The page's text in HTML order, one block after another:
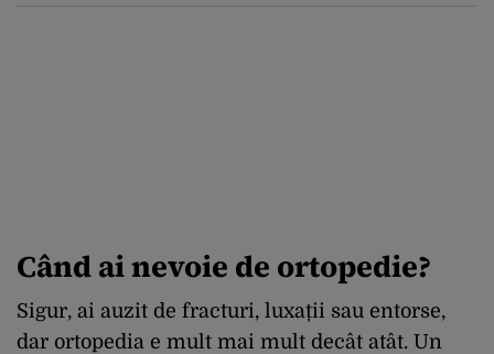
Când ai nevoie de ortopedie?
Sigur, ai auzit de fracturi, luxații sau entorse,
dar ortopedia e mult mai mult decât atât. Un